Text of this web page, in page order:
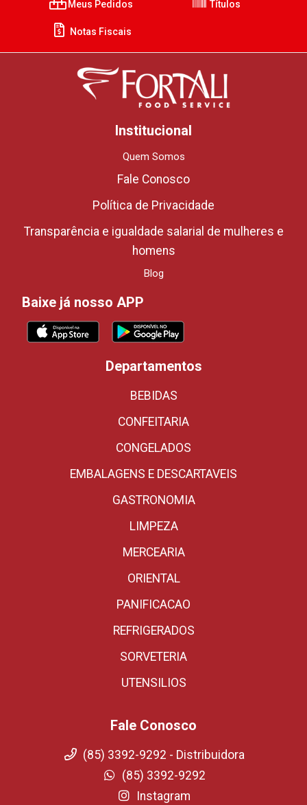
Meus Pedidos Títulos
Notas Fiscais
Institucional
Quem Somos
Fale Conosco
Política de Privacidade
Transparência e igualdade salarial de mulheres e
homens
Blog
Baixe já nosso APP
Departamentos
BEBIDAS
CONFEITARIA
CONGELADOS
EMBALAGENS E DESCARTAVEIS
GASTRONOMIA
LIMPEZA
MERCEARIA
ORIENTAL
PANIFICACAO
REFRIGERADOS
SORVETERIA
UTENSILIOS
Fale Conosco
(85) 3392-9292 - Distribuidora
(85) 3392-9292
Instagram